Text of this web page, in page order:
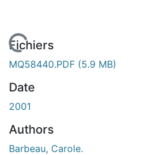
En cours de chargement...
Fichiers
MQ58440.PDF (5.9 MB)
Date
2001
Authors
Barbeau, Carole.